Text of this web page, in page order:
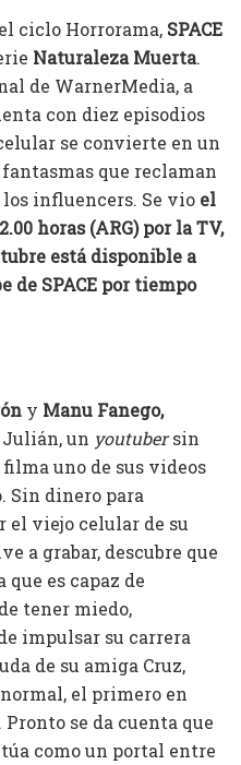
ciclo Horrorama, SPACE
Naturaleza Muerta.
de WarnerMedia, a
con diez episodios
se convierte en un
que reclaman
influencers. Se vio el
horas (ARG) por la TV,
está disponible a
de SPACE por tiempo
y Manu Fanego,
un youtubersin
uno de sus videos
Sin dinero para
el viejo celular de su
a grabar, descubre que
es capaz de
tener miedo,
impulsar su carrera
de su amiga Cruz,
el primero en
se da cuenta que
como un portal entre